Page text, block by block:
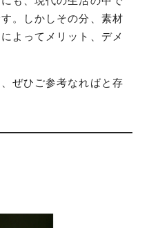
。しかしその分、素材
よってメリット、デメ
ぜひご参考なればと存